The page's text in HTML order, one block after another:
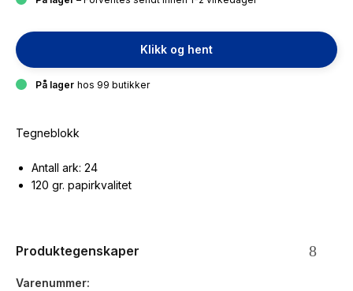
Klikk og hent
På lager hos 99 butikker
Tegneblokk
Antall ark: 24
120 gr. papirkvalitet
Produktegenskaper
Varenummer